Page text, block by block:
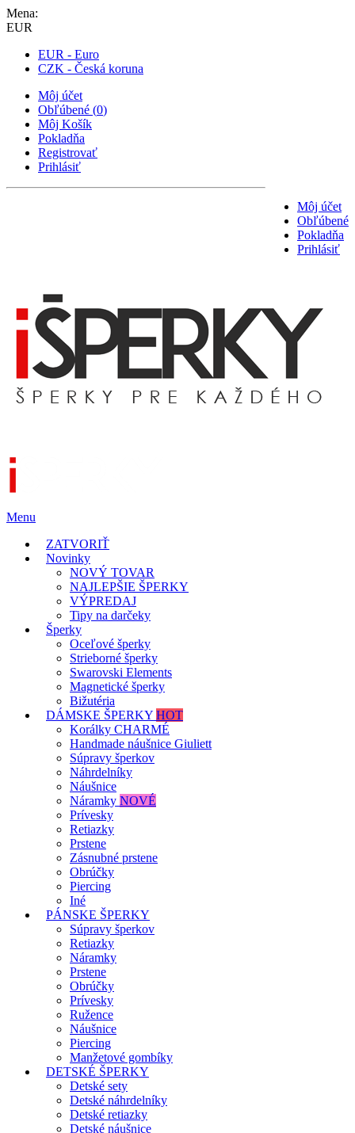
Mena:
EUR
EUR - Euro
CZK - Česká koruna
Môj účet
Obľúbené (0)
Môj Košík
Pokladňa
Registrovať
Prihlásiť
Môj účet
Obľúbené
Pokladňa
Prihlásiť
Menu
ZATVORIŤ
Novinky
NOVÝ TOVAR
NAJLEPŠIE ŠPERKY
VÝPREDAJ
Tipy na darčeky
Šperky
Oceľové šperky
Strieborné šperky
Swarovski Elements
Magnetické šperky
Bižutéria
DÁMSKE ŠPERKY HOT
Korálky CHARMÉ
Handmade náušnice Giuliett
Súpravy šperkov
Náhrdelníky
Náušnice
Náramky NOVÉ
Prívesky
Retiazky
Prstene
Zásnubné prstene
Obrúčky
Piercing
Iné
PÁNSKE ŠPERKY
Súpravy šperkov
Retiazky
Náramky
Prstene
Obrúčky
Prívesky
Ružence
Náušnice
Piercing
Manžetové gombíky
DETSKÉ ŠPERKY
Detské sety
Detské náhrdelníky
Detské retiazky
Detské náušnice